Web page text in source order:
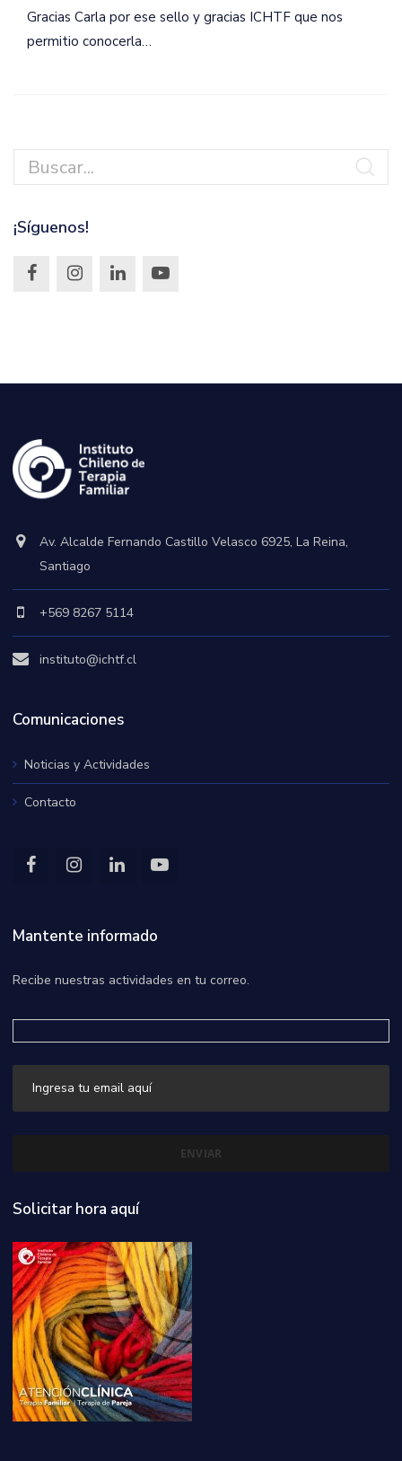
Gracias Carla por ese sello y gracias ICHTF que nos
permitio conocerla…
¡Síguenos!
Av. Alcalde Fernando Castillo Velasco 6925, La Reina,
Santiago
+569 8267 5114
instituto@ichtf.cl
Comunicaciones
Noticias y Actividades
Contacto
Mantente informado
Recibe nuestras actividades en tu correo.
Solicitar hora aquí